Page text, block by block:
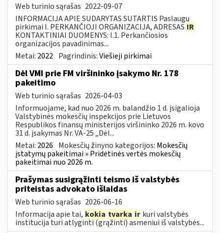
Web turinio sąrašas 2022-09-07
INFORMACIJA APIE SUDARYTAS SUTARTIS Paslaugų
pirkimai I. PERKANČIOJI ORGANIZACIJA, ADRESAS IR
KONTAKTINIAI DUOMENYS: I.1. Perkančiosios
organizacijos pavadinimas...
Metai: 2022 Pagrindinis:Viešieji pirkimai
Dėl VMI prie FM viršininko įsakymo Nr. 178
pakeitimo
Web turinio sąrašas 2026-04-03
Informuojame, kad nuo 2026 m. balandžio 1 d. įsigalioja
Valstybinės mokesčių inspekcijos prie Lietuvos
Respublikos finansų ministerijos viršininko 2026 m. kovo
31 d. įsakymas Nr. VA-25 „Dėl...
Metai: 2026 Mokesčių žinyno kategorijos: Mokesčių
įstatymų pakeitimai » Pridėtinės vertės mokesčių
pakeitimai nuo 2026 m.
Prašymas susigrąžinti teismo iš valstybės
priteistas advokato išlaidas
Web turinio sąrašas 2026-06-16
Informacija apie tai, kokia tvarka ir kuri valstybės
institucija turi atlyginti (grąžinti) asmeniui iš valstybės...